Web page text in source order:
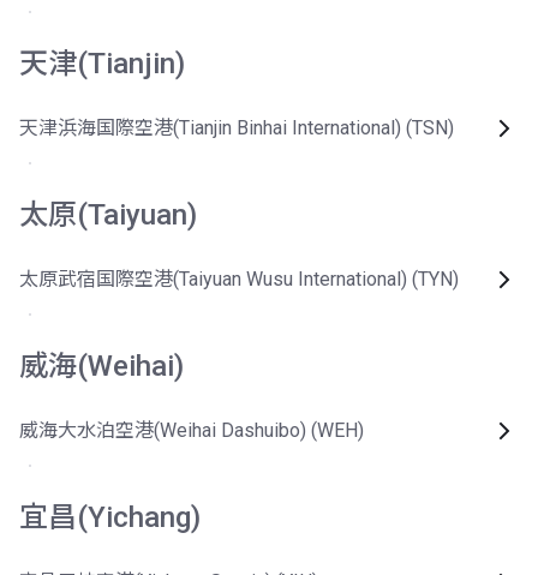
天津(Tianjin)
天津浜海国際空港(Tianjin Binhai International) (TSN)
太原(Taiyuan)
太原武宿国際空港(Taiyuan Wusu International) (TYN)
威海(Weihai)
威海大水泊空港(Weihai Dashuibo) (WEH)
宜昌(Yichang)